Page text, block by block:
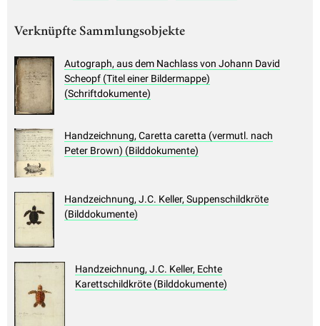
Verknüpfte Sammlungsobjekte
Autograph, aus dem Nachlass von Johann David
Scheopf (Titel einer Bildermappe)
(Schriftdokumente)
Handzeichnung, Caretta caretta (vermutl. nach
Peter Brown) (Bilddokumente)
Handzeichnung, J.C. Keller, Suppenschildkröte
(Bilddokumente)
Handzeichnung, J.C. Keller, Echte
Karettschildkröte (Bilddokumente)